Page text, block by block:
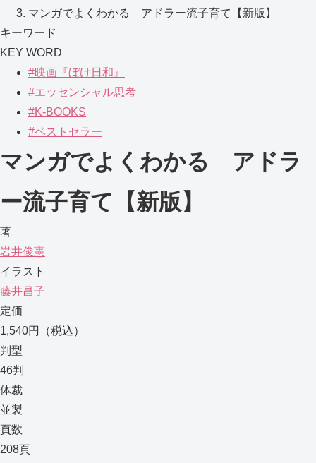
マンガでよくわかる アドラー流子育て【新版】
キーワード
KEY WORD
#映画『ぼけ日和』
#エッセンシャル思考
#K-BOOKS
#ベストセラー
マンガでよくわかる アドラ
ー流子育て【新版】
著
岩井俊憲
イラスト
藤井昌子
定価
1,540円（税込）
判型
46判
体裁
並製
頁数
208頁